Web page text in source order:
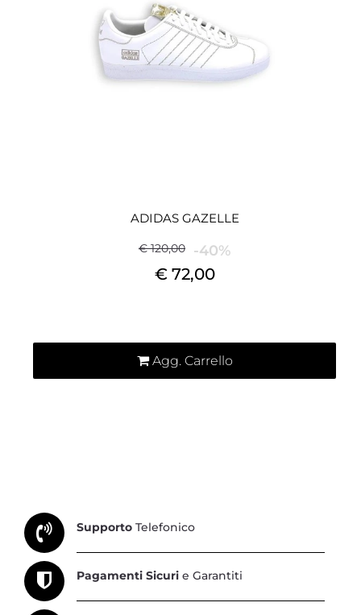
ADIDAS GAZELLE
€ 120,00 -40%
€ 72,00
Agg. Carrello
Supporto Telefonico
Pagamenti Sicuri e Garantiti